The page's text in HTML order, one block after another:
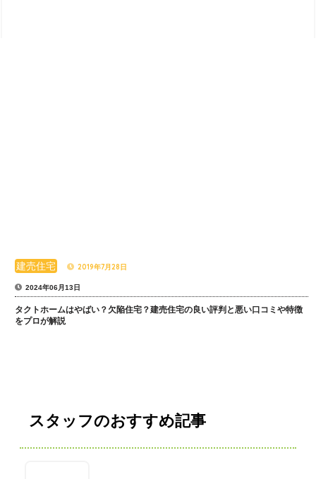
建売住宅 2019年7月28日
2024年06月13日
タクトホームはやばい？欠陥住宅？建売住宅の良い評判と悪い口コミや特徴
をプロが解説
スタッフのおすすめ記事